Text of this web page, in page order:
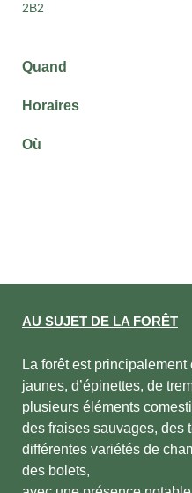
2B2
Quand
Horaires
Où
AU SUJET DE LA FORÊT
La forêt est
jaunes, d’épinettes, de
plusieurs éléments
des fraises sauvages, des
différentes variétés de
des bolets,